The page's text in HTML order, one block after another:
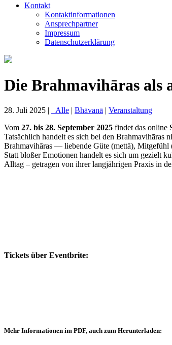
Kontakt
Kontaktinformationen
Ansprechpartner
Impressum
Datenschutzerklärung
Die Brahmavihāras als
28. Juli 2025 | _Alle | Bhāvanā | Veranstaltung
Vom 27. bis 28. September 2025 findet das online
Tatsächlich handelt es sich bei den Brahmavihāras
Brahmavihāras — liebende Güte (mettā), Mitgefühl
Statt bloßer Emotionen handelt es sich um gezielt
Alltag – getragen von ihrer langjährigen Praxis in
Tickets über Eventbrite:
Mehr Informationen im PDF, auch zum Herunterladen: